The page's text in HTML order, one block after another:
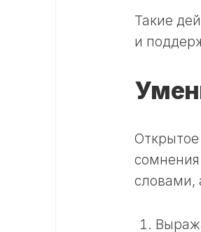
Такие
и
Открытое
сомнения
словами,